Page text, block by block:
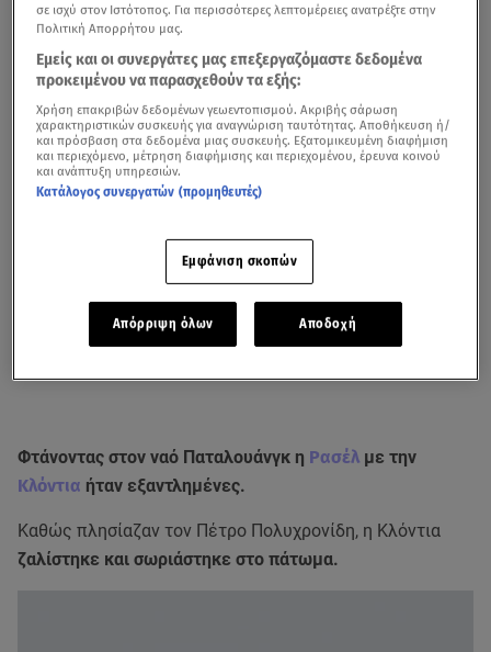
Φτάνοντας στον ναό Παταλουάνγκ η Ρασέλ με την
Κλόντια ήταν εξαντλημένες.
Καθώς πλησίαζαν τον Πέτρο Πολυχρονίδη, η Κλόντια
ζαλίστηκε και σωριάστηκε στο πάτωμα.
σε ισχύ στον Ιστότοπος. Για περισσότερες λεπτομέρειες ανατρέξτε στην
Πολιτική Απορρήτου μας.
Εμείς και οι συνεργάτες μας επεξεργαζόμαστε δεδομένα
προκειμένου να παρασχεθούν τα εξής:
Χρήση επακριβών δεδομένων γεωεντοπισμού. Ακριβής σάρωση
χαρακτηριστικών συσκευής για αναγνώριση ταυτότητας. Αποθήκευση ή/
και πρόσβαση στα δεδομένα μιας συσκευής. Εξατομικευμένη διαφήμιση
και περιεχόμενο, μέτρηση διαφήμισης και περιεχομένου, έρευνα κοινού
και ανάπτυξη υπηρεσιών.
Κατάλογος συνεργατών (προμηθευτές)
Εμφάνιση σκοπών
Απόρριψη όλων Αποδοχή